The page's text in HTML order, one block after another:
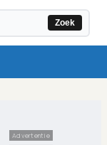
Zoek
Advertentie